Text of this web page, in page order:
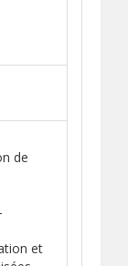
de
et